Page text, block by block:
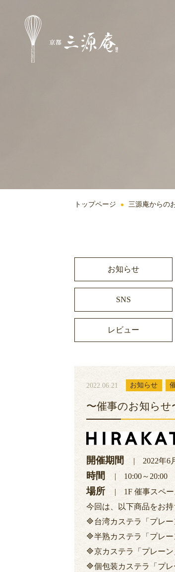
トップページ 三源庵からの
お知らせ
SNS
レビュー
2022.06.21 お知らせ
〜催事のお知らせ
開催期間 | 2022年6
時間 | 10:00～20:00
場所
| 1F 催事スペー
今回は、以下商品をお持
🔷台湾カステラ「プレー
🔷半熟カステラ「プレー
🔷京カステラ「プレーン
🔷個包装カステラ「プ